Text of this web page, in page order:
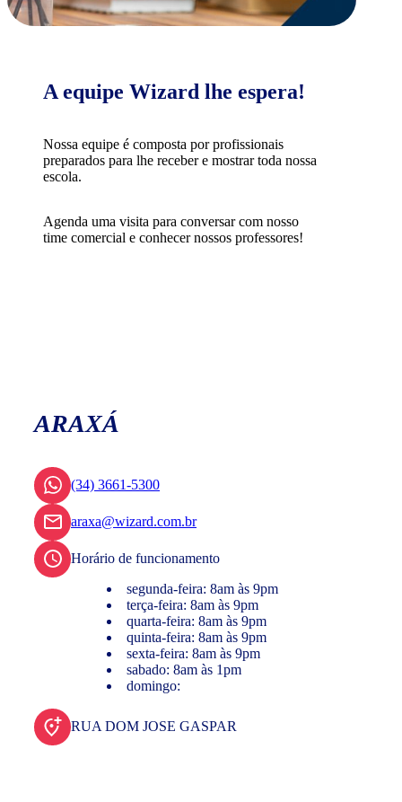
A equipe Wizard lhe espera!
Nossa equipe é composta por profissionais
preparados para lhe receber e mostrar toda nossa
escola.
Agenda uma visita para conversar com nosso
time comercial e conhecer nossos professores!
ARAXÁ
(34) 3661-5300
araxa@wizard.com.br
Horário de funcionamento
segunda-feira: 8am às 9pm
terça-feira: 8am às 9pm
quarta-feira: 8am às 9pm
quinta-feira: 8am às 9pm
sexta-feira: 8am às 9pm
sabado: 8am às 1pm
domingo:
RUA DOM JOSE GASPAR